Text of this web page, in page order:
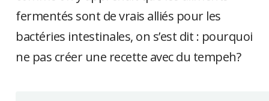
fermentés sont de vrais alliés pour les
bactéries intestinales, on s’est dit : pourquoi
ne pas créer une recette avec du tempeh?